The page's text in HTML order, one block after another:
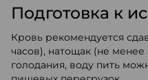
Подготовка к
Кровь рекомендуется
часов), натощак (не менее
голодания, воду пить